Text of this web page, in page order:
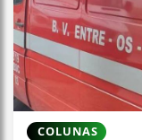
COLUNAS